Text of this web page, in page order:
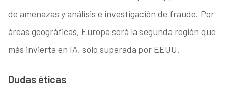
de amenazas y análisis e investigación de fraude. Por
áreas geográficas, Europa será la segunda región que
más invierta en IA, solo superada por EEUU.
Dudas éticas